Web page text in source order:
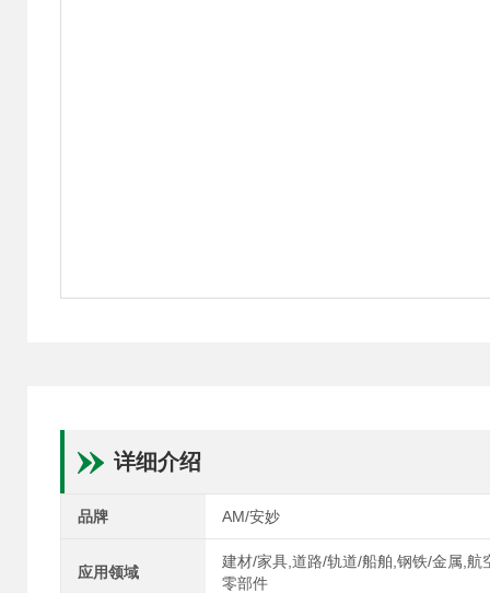
详细介绍
品牌 AM/安妙
应用领域
建材/家具,道路/轨道/船舶,钢铁/金属,航
零部件